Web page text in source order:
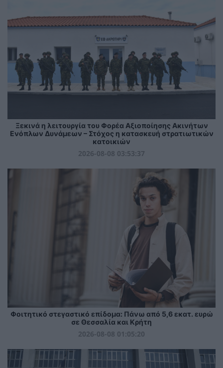
Ξεκινά η λειτουργία του Φορέα Αξιοποίησης Ακινήτων
Ενόπλων Δυνάμεων – Στόχος η κατασκευή στρατιωτικών
κατοικιών
2026-08-08 03:53:37
Φοιτητικό στεγαστικό επίδομα: Πάνω από 5,6 εκατ. ευρώ
σε Θεσσαλία και Κρήτη
2026-08-08 01:05:20